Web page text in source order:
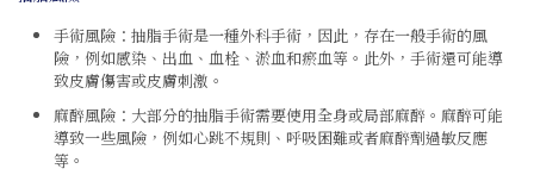
手術風險：抽脂手術是一種外科手術，因此，存在一般手術的風
險，例如感染、出血、血栓、淤血和瘀血等。此外，手術還可能導
致皮膚傷害或皮膚刺激。
麻醉風險：大部分的抽脂手術需要使用全身或局部麻醉。麻醉可能
導致一些風險，例如心跳不規則、呼吸困難或者麻醉劑過敏反應
等。